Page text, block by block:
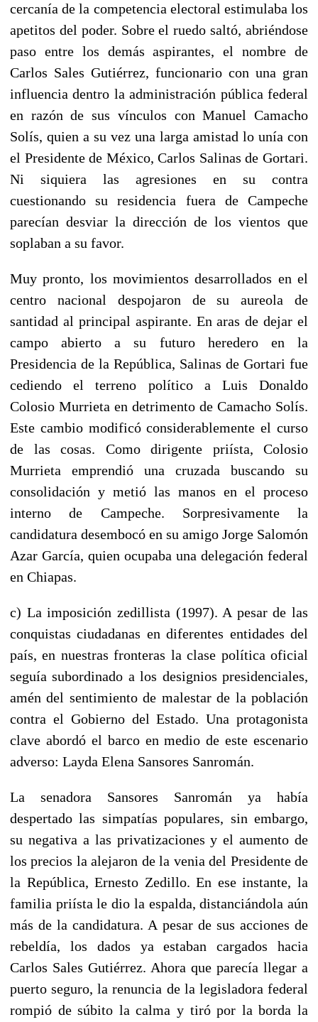
cercanía de la competencia electoral estimulaba los
apetitos del poder. Sobre el ruedo saltó, abriéndose
paso entre los demás aspirantes, el nombre de
Carlos Sales Gutiérrez, funcionario con una gran
influencia dentro la administración pública federal
en razón de sus vínculos con Manuel Camacho
Solís, quien a su vez una larga amistad lo unía con
el Presidente de México, Carlos Salinas de Gortari.
Ni siquiera las agresiones en su contra
cuestionando su residencia fuera de Campeche
parecían desviar la dirección de los vientos que
soplaban a su favor.
Muy pronto, los movimientos desarrollados en el
centro nacional despojaron de su aureola de
santidad al principal aspirante. En aras de dejar el
campo abierto a su futuro heredero en la
Presidencia de la República, Salinas de Gortari fue
cediendo el terreno político a Luis Donaldo
Colosio Murrieta en detrimento de Camacho Solís.
Este cambio modificó considerablemente el curso
de las cosas. Como dirigente priísta, Colosio
Murrieta emprendió una cruzada buscando su
consolidación y metió las manos en el proceso
interno de Campeche. Sorpresivamente la
candidatura desembocó en su amigo Jorge Salomón
Azar García, quien ocupaba una delegación federal
en Chiapas.
c) La imposición zedillista (1997). A pesar de las
conquistas ciudadanas en diferentes entidades del
país, en nuestras fronteras la clase política oficial
seguía subordinado a los designios presidenciales,
amén del sentimiento de malestar de la población
contra el Gobierno del Estado. Una protagonista
clave abordó el barco en medio de este escenario
adverso: Layda Elena Sansores Sanromán.
La senadora Sansores Sanromán ya había
despertado las simpatías populares, sin embargo,
su negativa a las privatizaciones y el aumento de
los precios la alejaron de la venia del Presidente de
la República, Ernesto Zedillo. En ese instante, la
familia priísta le dio la espalda, distanciándola aún
más de la candidatura. A pesar de sus acciones de
rebeldía, los dados ya estaban cargados hacia
Carlos Sales Gutiérrez. Ahora que parecía llegar a
puerto seguro, la renuncia de la legisladora federal
rompió de súbito la calma y tiró por la borda la